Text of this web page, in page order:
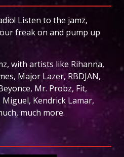
Listen to the jamz,
freak on and pump up
with artists like Rihanna,
Major Lazer, RBDJAN,
Mr. Probz, Fit,
Miguel, Kendrick Lamar,
much more.